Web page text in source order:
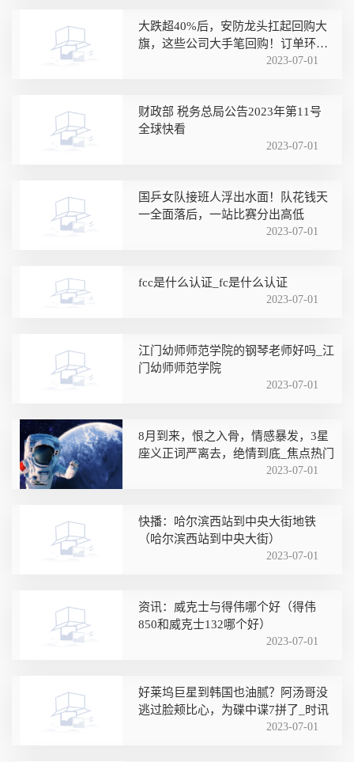
大跌超40%后，安防龙头扛起回购大
旗，这些公司大手笔回购！订单环比
暴增64%，日均增速超三成，国庆旅
2023-07-01
财政部 税务总局公告2023年第11号
全球快看
2023-07-01
国乒女队接班人浮出水面！队花钱天
一全面落后，一站比赛分出高低
2023-07-01
fcc是什么认证_fc是什么认证
2023-07-01
江门幼师师范学院的钢琴老师好吗_江
门幼师师范学院
2023-07-01
8月到来，恨之入骨，情感暴发，3星
座义正词严离去，绝情到底_焦点热门
2023-07-01
快播：哈尔滨西站到中央大街地铁
（哈尔滨西站到中央大街）
2023-07-01
资讯：威克士与得伟哪个好（得伟
850和威克士132哪个好）
2023-07-01
好莱坞巨星到韩国也油腻？阿汤哥没
逃过脸颊比心，为碟中谍7拼了_时讯
2023-07-01